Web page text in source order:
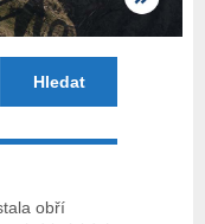
obří